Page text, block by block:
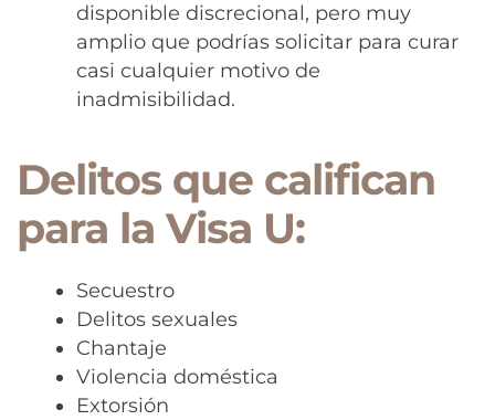
disponible discrecional, pero muy
amplio que podrías solicitar para curar
casi cualquier motivo de
inadmisibilidad.
Delitos que califican
para la Visa U:
Secuestro
Delitos sexuales
Chantaje
Violencia doméstica
Extorsión